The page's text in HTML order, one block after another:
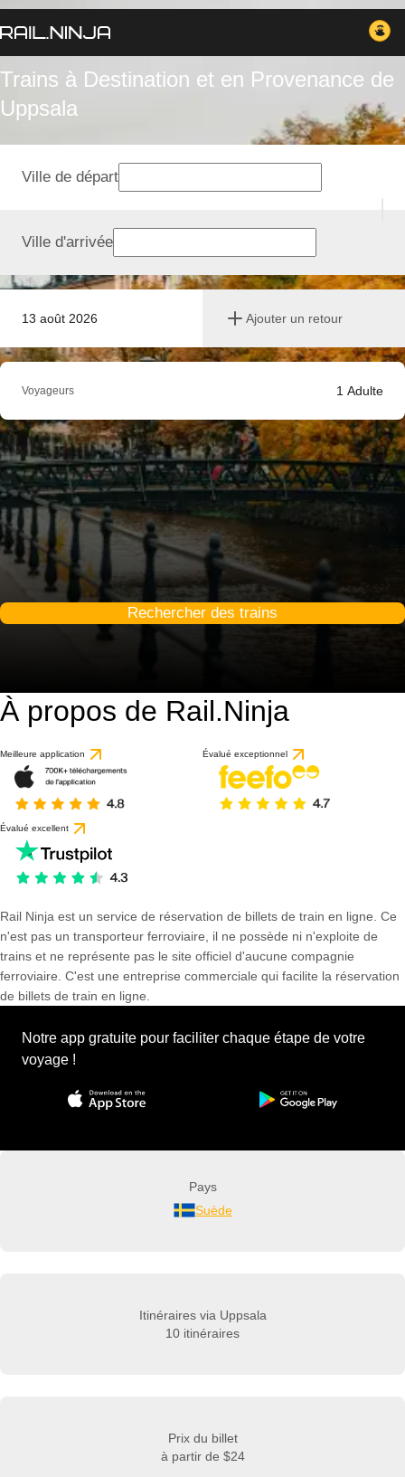
Trains à Destination et en Provenance de
Uppsala
13 août 2026 Ajouter un retour
Ville de départ
Ville d'arrivée
Voyageurs 1 Adulte
Rechercher des trains
À propos de Rail.Ninja
Meilleure application Évalué exceptionnel
Évalué excellent
Rail Ninja est un service de réservation de billets de train en ligne. Ce
n'est pas un transporteur ferroviaire, il ne possède ni n'exploite de
trains et ne représente pas le site officiel d'aucune compagnie
ferroviaire. C'est une entreprise commerciale qui facilite la réservation
de billets de train en ligne.
Notre app gratuite pour faciliter chaque étape de votre
voyage !
Pays
Suède
Itinéraires via Uppsala
10 itinéraires
Prix du billet
à partir de $24